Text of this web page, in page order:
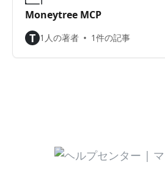
Moneytree MCP
T 1人の著者 1件の記事